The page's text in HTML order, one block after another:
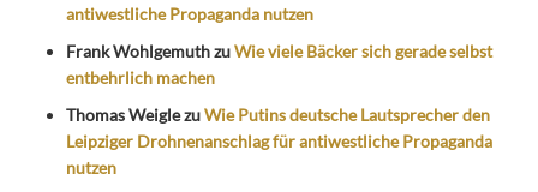
antiwestliche Propaganda nutzen
Frank WohlgemuthzuWie viele Bäcker sich gerade selbst
entbehrlich machen
Thomas WeiglezuWie Putins deutsche Lautsprecher den
Leipziger Drohnenanschlag für antiwestliche Propaganda
nutzen